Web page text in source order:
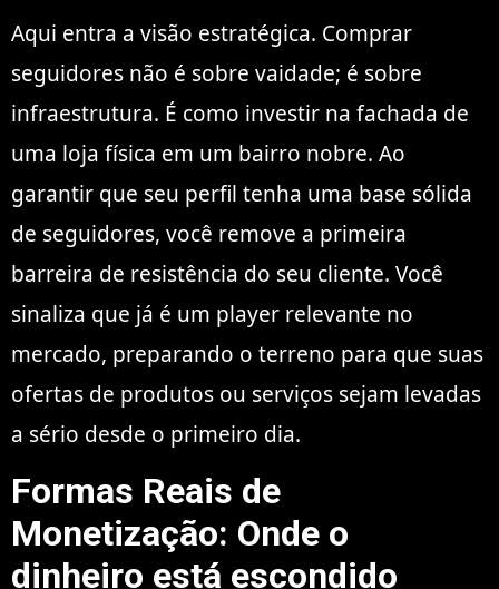
Aqui entra a visão estratégica. Comprar
seguidores não é sobre vaidade; é sobre
infraestrutura. É como investir na fachada de
uma loja física em um bairro nobre. Ao
garantir que seu perfil tenha uma base sólida
de seguidores, você remove a primeira
barreira de resistência do seu cliente. Você
sinaliza que já é um player relevante no
mercado, preparando o terreno para que suas
ofertas de produtos ou serviços sejam levadas
a sério desde o primeiro dia.
Formas Reais de
Monetização: Onde o
dinheiro está escondido